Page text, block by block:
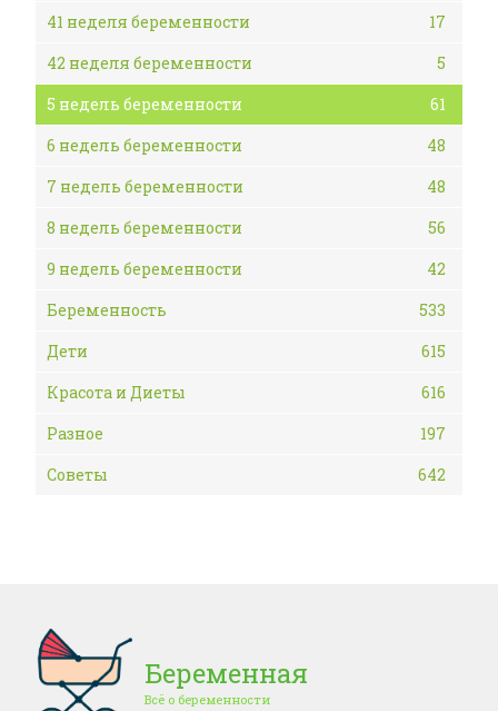
41 неделя беременности
17
42 неделя беременности
5
5 недель беременности
61
6 недель беременности
48
7 недель беременности
48
8 недель беременности
56
9 недель беременности
42
Беременность
533
Дети
615
Красота и Диеты
616
Разное
197
Советы
642
Беременная
Всё о беременности